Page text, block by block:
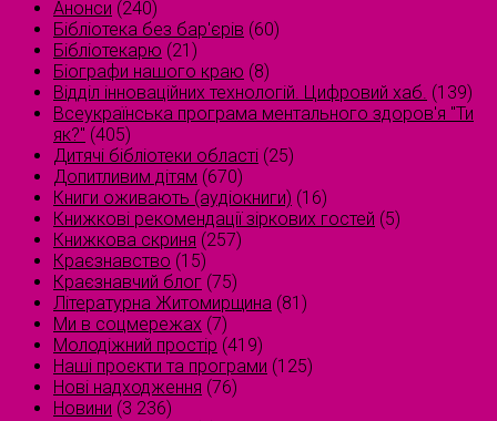
Анонси (240)
Бібліотека без бар'єрів (60)
Бібліотекарю (21)
Біографи нашого краю (8)
Відділ інноваційних технологій. Цифровий хаб. (139)
Всеукраїнська програма ментального здоров'я "Ти
як?" (405)
Дитячі бібліотеки області (25)
Допитливим дітям (670)
Книги оживають (аудіокниги) (16)
Книжкові рекомендації зіркових гостей (5)
Книжкова скриня (257)
Краєзнавство (15)
Краєзнавчий блог (75)
Літературна Житомирщина (81)
Ми в соцмережах (7)
Молодіжний простір (419)
Наші проєкти та програми (125)
Нові надходження (76)
Новини (3 236)